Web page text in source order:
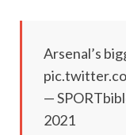
Arsenal’s
—
2021